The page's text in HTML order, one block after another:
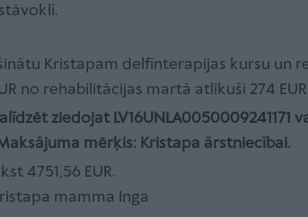
Kristapam delfīnterapijas kursu un
no rehabilitācijas martā atlikuši 274
ziedojat LV16UNLA0050009241171
mērķis: Kristapa ārstniecībai.
4751,56 EUR.
mamma Inga